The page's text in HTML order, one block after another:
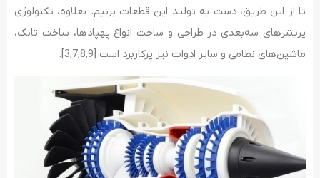
تا از این طریق، دست به تولید این قطعات بزنیم. بعلاوه، تکنولوژی
پرینترهای سه‌بعدی در طراحی و ساخت انواع پهپادها، ساخت تانک،
ماشین‌های نظامی و سایر ادوات نیز پرکاربرد است [3,7,8,9].